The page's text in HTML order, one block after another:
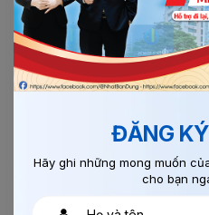
Xin mời: Click vào links
công ty, xin cảm ơn.
ĐĂNG
Hãy ghi những mong muốn
cho bạn